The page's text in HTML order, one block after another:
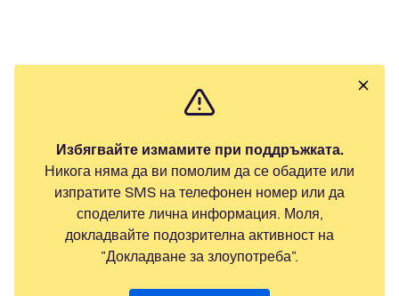
Избягвайте измамите при поддръжката.
Никога няма да ви помолим да се обадите или
изпратите SMS на телефонен номер или да
споделите лична информация. Моля,
докладвайте подозрителна активност на
"Докладване за злоупотреба".